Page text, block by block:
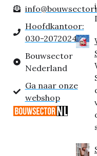
Hoofdkantoor:
030-2072024
Bouwsector
Nederland
Ga naar onze
webshop